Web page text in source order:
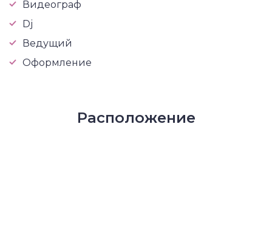
Видеограф
Dj
Ведущий
Оформление
Расположение